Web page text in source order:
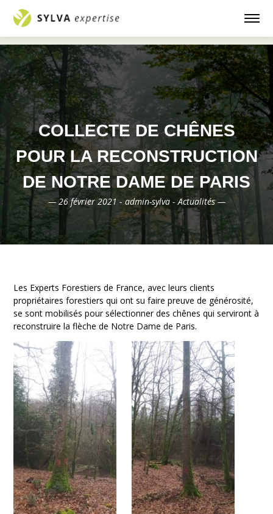
Accueil — Actualités
Collecte de chênes pour
la reconstruction de Notre Dame de Paris
COLLECTE DE CHÊNES
POUR LA RECONSTRUCTION
DE NOTRE DAME DE PARIS
— 26 février 2021 - admin-sylva - Actualités —
Les Experts Forestiers de France, avec leurs clients
propriétaires forestiers qui ont su faire preuve de générosité,
se sont mobilisés pour sélectionner des chênes qui serviront à
reconstruire la flèche de Notre Dame de Paris.